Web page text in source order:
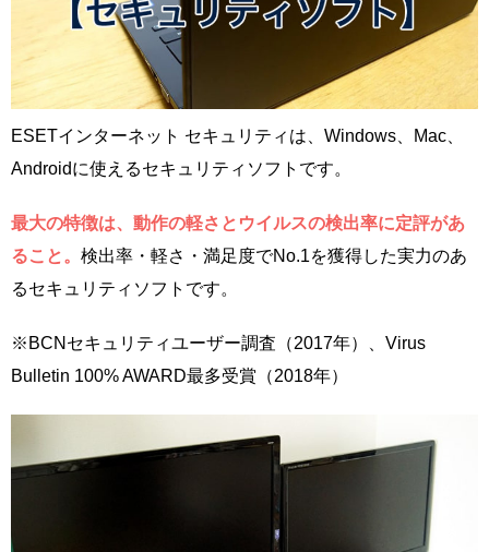
ESETインターネット セキュリティは、Windows、Mac、
Androidに使えるセキュリティソフトです。
最大の特徴は、動作の軽さとウイルスの検出率に定評があ
ること。 検出率・軽さ・満足度でNo.1を獲得した実力のあ
るセキュリティソフトです。
※BCNセキュリティユーザー調査（2017年）、Virus
Bulletin 100% AWARD最多受賞（2018年）